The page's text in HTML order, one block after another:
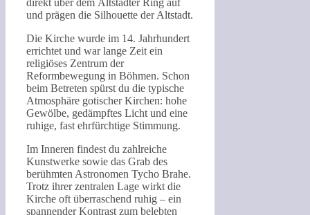
direkt über dem Altstädter Ring auf
und prägen die Silhouette der Altstadt.
Die Kirche wurde im 14. Jahrhundert
errichtet und war lange Zeit ein
religiöses Zentrum der
Reformbewegung in Böhmen. Schon
beim Betreten spürst du die typische
Atmosphäre gotischer Kirchen: hohe
Gewölbe, gedämpftes Licht und eine
ruhige, fast ehrfürchtige Stimmung.
Im Inneren findest du zahlreiche
Kunstwerke sowie das Grab des
berühmten Astronomen Tycho Brahe.
Trotz ihrer zentralen Lage wirkt die
Kirche oft überraschend ruhig – ein
spannender Kontrast zum belebten